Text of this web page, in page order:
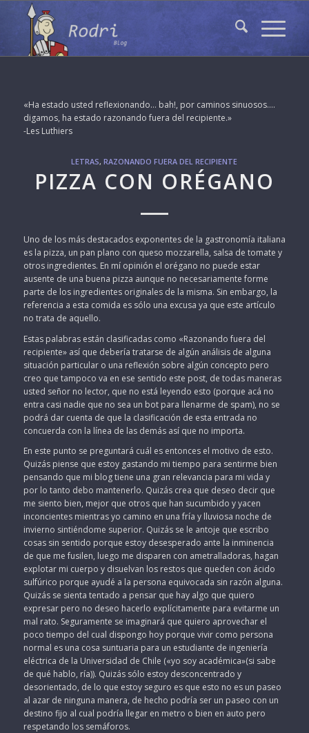
«Ha estado usted reflexionando… bah!, por caminos sinuosos….
digamos, ha estado razonando fuera del recipiente.»
-Les Luthiers
LETRAS,RAZONANDO FUERA DEL RECIPIENTE
PIZZA CON ORÉGANO
Uno de los más destacados exponentes de la gastronomía italiana
es la pizza, un pan plano con queso mozzarella, salsa de tomate y
otros ingredientes. En mí opinión el orégano no puede estar
ausente de una buena pizza aunque no necesariamente forme
parte de los ingredientes originales de la misma. Sin embargo, la
referencia a esta comida es sólo una excusa ya que este artículo
no trata de aquello.
Estas palabras están clasificadas como «Razonando fuera del
recipiente» así que debería tratarse de algún análisis de alguna
situación particular o una reflexión sobre algún concepto pero
creo que tampoco va en ese sentido este post, de todas maneras
usted señor no lector, que no está leyendo esto (porque acá no
entra casi nadie que no sea un bot para llenarme de spam), no se
podrá dar cuenta de que la clasificación de esta entrada no
concuerda con la línea de las demás así que no importa.
En este punto se preguntará cuál es entonces el motivo de esto.
Quizás piense que estoy gastando mi tiempo para sentirme bien
pensando que mi blog tiene una gran relevancia para mi vida y
por lo tanto debo mantenerlo. Quizás crea que deseo decir que
me siento bien, mejor que otros que han sucumbido y yacen
inconcientes mientras yo camino en una fría y lluviosa noche de
invierno sintiéndome superior. Quizás se le antoje que escribo
cosas sin sentido porque estoy desesperado ante la inminencia
de que me fusilen, luego me disparen con ametralladoras, hagan
explotar mi cuerpo y disuelvan los restos que queden con ácido
sulfúrico porque ayudé a la persona equivocada sin razón alguna.
Quizás se sienta tentado a pensar que hay algo que quiero
expresar pero no deseo hacerlo explícitamente para evitarme un
mal rato. Seguramente se imaginará que quiero aprovechar el
poco tiempo del cual dispongo hoy porque vivir como persona
normal es una cosa suntuaria para un estudiante de ingeniería
eléctrica de la Universidad de Chile («yo soy académica»(si sabe
de qué hablo, ría)). Quizás sólo estoy desconcentrado y
desorientado, de lo que estoy seguro es que esto no es un paseo
al azar de ninguna manera, de hecho podría ser un paseo con un
destino fijo al cual podría llegar en metro o bien en auto pero
respetando los semáforos.